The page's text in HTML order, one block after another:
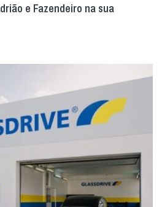
e Fazendeiro na sua